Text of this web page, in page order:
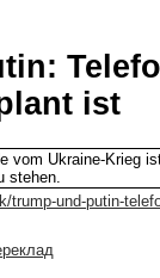
ist
vom Ukraine-Krieg
stehen.
trump-und-putin-